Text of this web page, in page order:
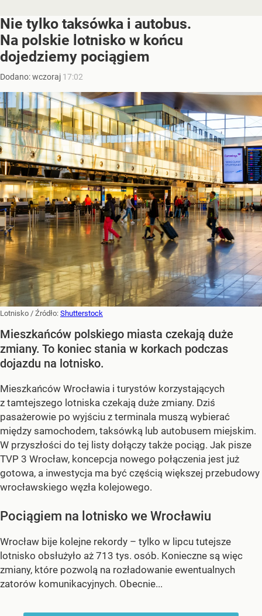
Nie tylko taksówka i autobus.
Na polskie lotnisko w końcu
dojedziemy pociągiem
Dodano:wczoraj 17:02
Lotnisko / Źródło: Shutterstock
Mieszkańców polskiego miasta czekają duże
zmiany. To koniec stania w korkach podczas
dojazdu na lotnisko.
Mieszkańców Wrocławia i turystów korzystających
z tamtejszego lotniska czekają duże zmiany. Dziś
pasażerowie po wyjściu z terminala muszą wybierać
między samochodem, taksówką lub autobusem miejskim.
W przyszłości do tej listy dołączy także pociąg. Jak pisze
TVP 3 Wrocław, koncepcja nowego połączenia jest już
gotowa, a inwestycja ma być częścią większej przebudowy
wrocławskiego węzła kolejowego.
Pociągiem na lotnisko we Wrocławiu
Wrocław bije kolejne rekordy – tylko w lipcu tutejsze
lotnisko obsłużyło aż 713 tys. osób. Konieczne są więc
zmiany, które pozwolą na rozładowanie ewentualnych
zatorów komunikacyjnych. Obecnie...